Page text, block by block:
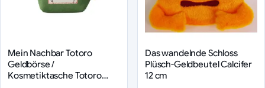
Mein Nachbar Totoro
Geldbörse /
Kosmetiktasche Totoro
Das wandelnde Schloss
Plüsch-Geldbeutel Calcifer
12 cm